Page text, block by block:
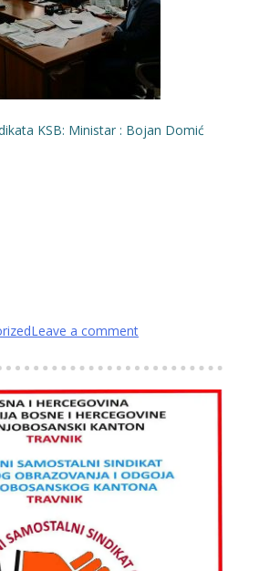
KSB: Ministar : Bojan Domić
Leave a comment